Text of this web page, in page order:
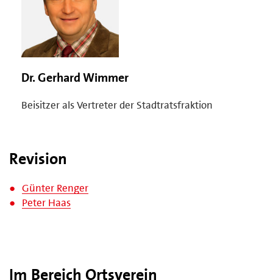
Dr. Gerhard Wimmer
Beisitzer als Vertreter der Stadtratsfraktion
Revision
Günter Renger
Peter Haas
Im Bereich Ortsverein